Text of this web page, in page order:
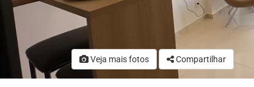
Veja mais fotos Compartilhar